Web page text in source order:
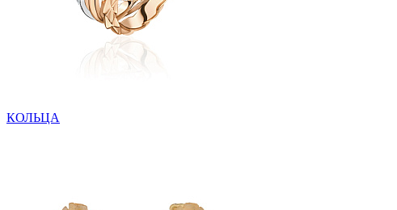
КОЛЬЦА